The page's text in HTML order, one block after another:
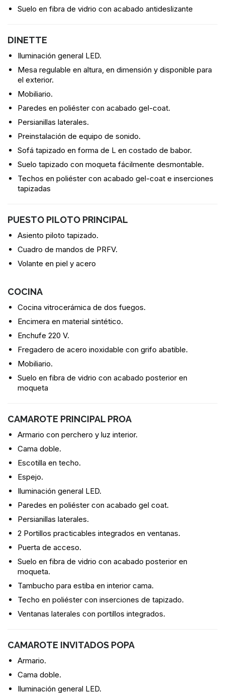
Suelo en fibra de vidrio con acabado antideslizante
DINETTE
Iluminación general LED.
Mesa regulable en altura, en dimensión y disponible para
el exterior.
Mobiliario.
Paredes en poliéster con acabado gel-coat.
Persianillas laterales.
Preinstalación de equipo de sonido.
Sofá tapizado en forma de L en costado de babor.
Suelo tapizado con moqueta fácilmente desmontable.
Techos en poliéster con acabado gel-coat e inserciones
tapizadas
PUESTO PILOTO PRINCIPAL
Asiento piloto tapizado.
Cuadro de mandos de PRFV.
Volante en piel y acero
COCINA
Cocina vitrocerámica de dos fuegos.
Encimera en material sintético.
Enchufe 220 V.
Fregadero de acero inoxidable con grifo abatible.
Mobiliario.
Suelo en fibra de vidrio con acabado posterior en
moqueta
CAMAROTE PRINCIPAL PROA
Armario con perchero y luz interior.
Cama doble.
Escotilla en techo.
Espejo.
Iluminación general LED.
Paredes en poliéster con acabado gel coat.
Persianillas laterales.
2 Portillos practicables integrados en ventanas.
Puerta de acceso.
Suelo en fibra de vidrio con acabado posterior en
moqueta.
Tambucho para estiba en interior cama.
Techo en poliéster con inserciones de tapizado.
Ventanas laterales con portillos integrados.
CAMAROTE INVITADOS POPA
Armario.
Cama doble.
Iluminación general LED.